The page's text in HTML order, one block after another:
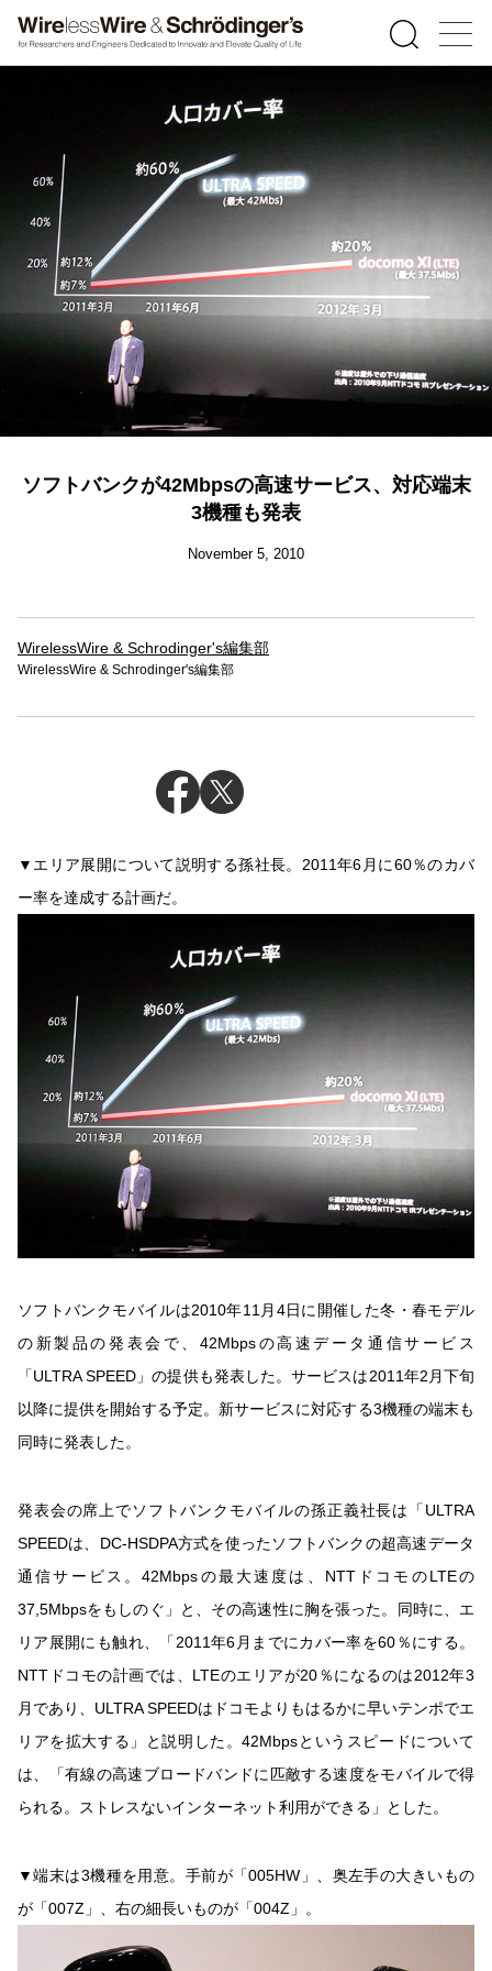
ソフトバンクが42Mbpsの高速サービス、対応端末
3機種も発表
November 5, 2010
WirelessWire & Schrodinger's編集部
WirelessWire & Schrodinger's編集部
▼エリア展開について説明する孫社長。2011年6月に60％のカバ
ー率を達成する計画だ。
ソフトバンクモバイルは2010年11月4日に開催した冬・春モデル
の新製品の発表会で、42Mbpsの高速データ通信サービス
「ULTRA SPEED」の提供も発表した。サービスは2011年2月下旬
以降に提供を開始する予定。新サービスに対応する3機種の端末も
同時に発表した。
発表会の席上でソフトバンクモバイルの孫正義社長は「ULTRA
SPEEDは、DC-HSDPA方式を使ったソフトバンクの超高速データ
通信サービス。42Mbpsの最大速度は、NTTドコモのLTEの
37,5Mbpsをもしのぐ」と、その高速性に胸を張った。同時に、エ
リア展開にも触れ、「2011年6月までにカバー率を60％にする。
NTTドコモの計画では、LTEのエリアが20％になるのは2012年3
月であり、ULTRA SPEEDはドコモよりもはるかに早いテンポでエ
リアを拡大する」と説明した。42Mbpsというスピードについて
は、「有線の高速ブロードバンドに匹敵する速度をモバイルで得
られる。ストレスないインターネット利用ができる」とした。
▼端末は3機種を用意。手前が「005HW」、奥左手の大きいもの
が「007Z」、右の細長いものが「004Z」。